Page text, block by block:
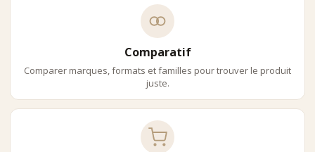
Comparatif
Comparer marques, formats et familles pour trouver le produit
juste.